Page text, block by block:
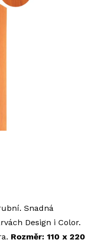
Snadná
Design i Color.
Rozměr: 110 x 220